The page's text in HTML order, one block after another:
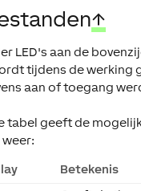
↑
LED's aan de
tijdens de werking
aan of toegang
tabel geeft de
Betekenis